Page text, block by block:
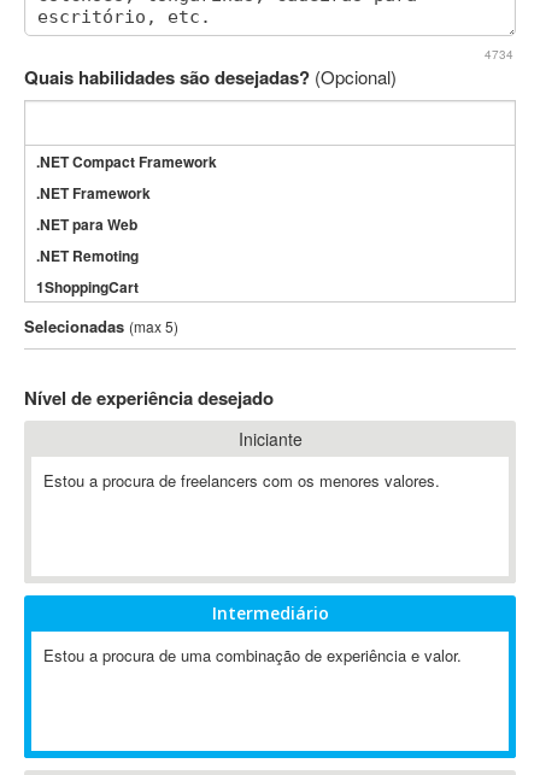
4734
Quais habilidades são desejadas? (Opcional)
.NET Compact Framework
.NET Framework
.NET para Web
.NET Remoting
1ShoppingCart
3DS Max
3GSM
802.11
A-GPS
ABAP
Abaqus
ABBYY FineReader
Ableton
Selecionadas (max 5)
Nível de experiência desejado
Iniciante
Estou a procura de freelancers com os menores valores.
Intermediário
Estou a procura de uma combinação de experiência e valor.